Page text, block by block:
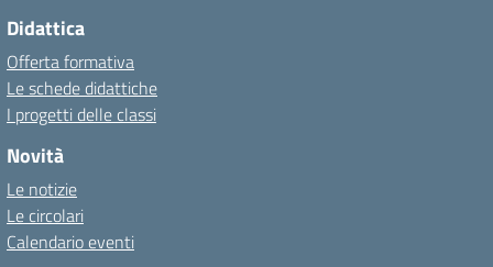
Didattica
Offerta formativa
Le schede didattiche
I progetti delle classi
Novità
Le notizie
Le circolari
Calendario eventi